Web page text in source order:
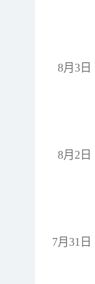
8月3日
8月2日
7月31日